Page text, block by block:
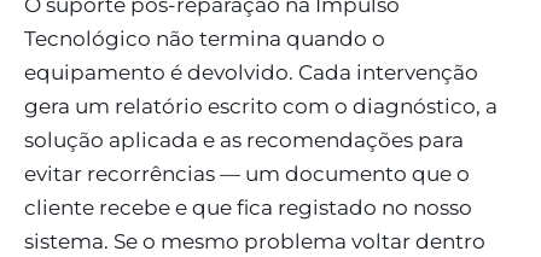
Tecnológico não termina quando o
equipamento é devolvido. Cada intervenção
gera um relatório escrito com o diagnóstico, a
solução aplicada e as recomendações para
evitar recorrências — um documento que o
cliente recebe e que fica registado no nosso
sistema. Se o mesmo problema voltar dentro